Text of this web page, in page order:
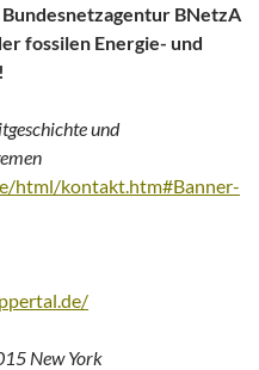
Bundesnetzagentur BNetzA
fossilen Energie- und
und
html/kontakt.htm#Banner-
New York